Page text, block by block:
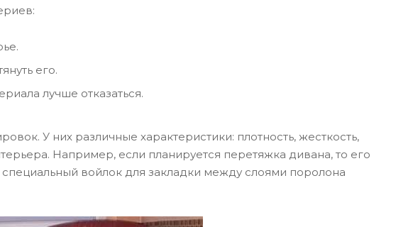
его.
лучше отказаться.
У них различные характеристики: плотность, жесткость,
Например, если планируется перетяжка дивана, то его
войлок для закладки между слоями поролона